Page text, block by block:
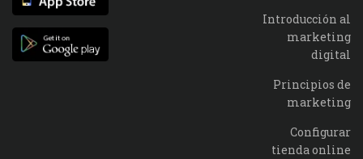
Introducción al
marketing
digital
Principios de
marketing
Configurar
tienda online